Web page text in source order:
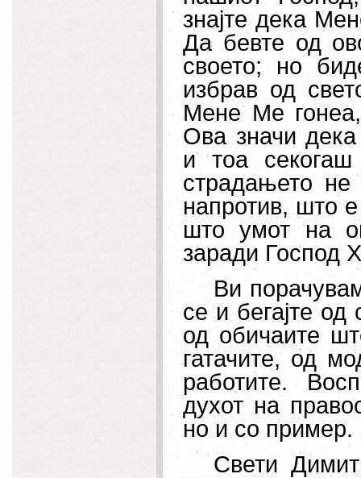
знајте дека
Да бевте од
своето; но
избрав од
Мене Ме
Ова значи
и тоа
страдањето не
напротив, што е
што умот на
заради Господ
Ви
се и бегајте
од обичаите
гатачите, од
работите.
духот на
но и со пример.
Свети